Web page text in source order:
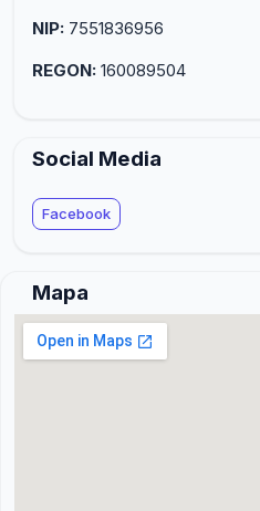
NIP: 7551836956
REGON: 160089504
Social Media
Facebook
Mapa